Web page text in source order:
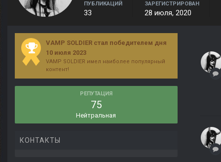
ПУБЛИКАЦИЙ
33
ЗАРЕГИСТРИРОВАН
28 июля, 2020
VAMP SOLDIER стал победителем дня
10 июля 2023
VAMP SOLDIER имел наиболее популярный
контент!
РЕПУТАЦИЯ
75
Нейтральная
КОНТАКТЫ